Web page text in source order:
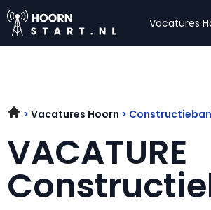
Vacatures
Vacatures Hoorn
VACATURE